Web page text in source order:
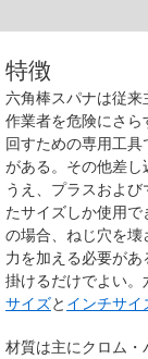
特徴
六角棒スパナは従来
作業者を危険にさ
回すための専用工
がある。その他差
うえ、プラスおよ
たサイズしか使用
の場合、ねじ穴を壊
力を加える必要が
掛けるだけでよい。
サイズと インチサイ
材質は主にクロム・